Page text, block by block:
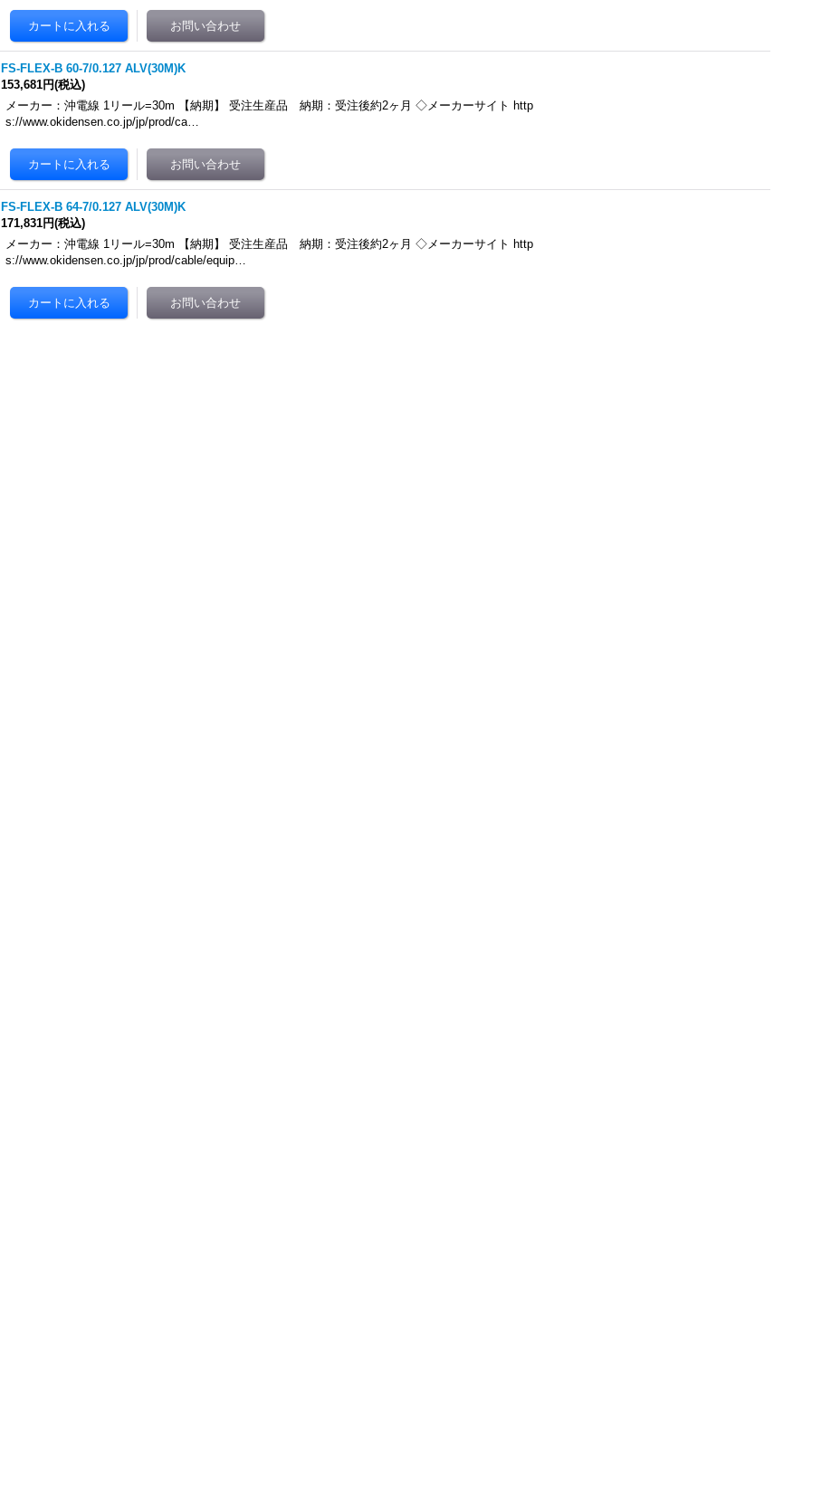
FS-FLEX-B 60-7/0.127 ALV(30M)K
153,681円(税込)
メーカー：沖電線 1リール=30m 【納期】 受注生産品 納期：受注後約2ヶ月 ◇メーカーサイト http
s://www.okidensen.co.jp/jp/prod/ca…
FS-FLEX-B 64-7/0.127 ALV(30M)K
171,831円(税込)
メーカー：沖電線 1リール=30m 【納期】 受注生産品 納期：受注後約2ヶ月 ◇メーカーサイト http
s://www.okidensen.co.jp/jp/prod/cable/equip…